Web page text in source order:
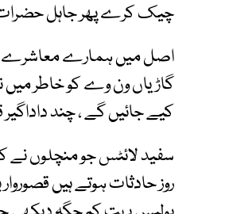
چیک کرے پھر جاہل حضرات
گاڑیاں ون وے کو خاطر
کیے جائیں گے ، چند
سفید لائٹس جو منچلوں نے
روز حادثات ہوتے ہیں